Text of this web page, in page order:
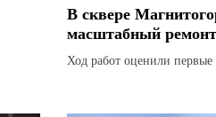
В сквере
масштабный ремонт
Ход работ оценили первые